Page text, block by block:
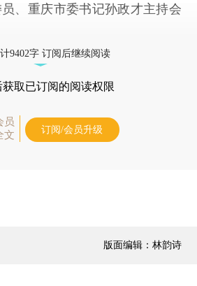
、重庆市委书记孙政才主持会
9402字 订阅后继续阅读
获取已订阅的阅读权限
员
文
订阅/会员升级
版面编辑：林韵诗